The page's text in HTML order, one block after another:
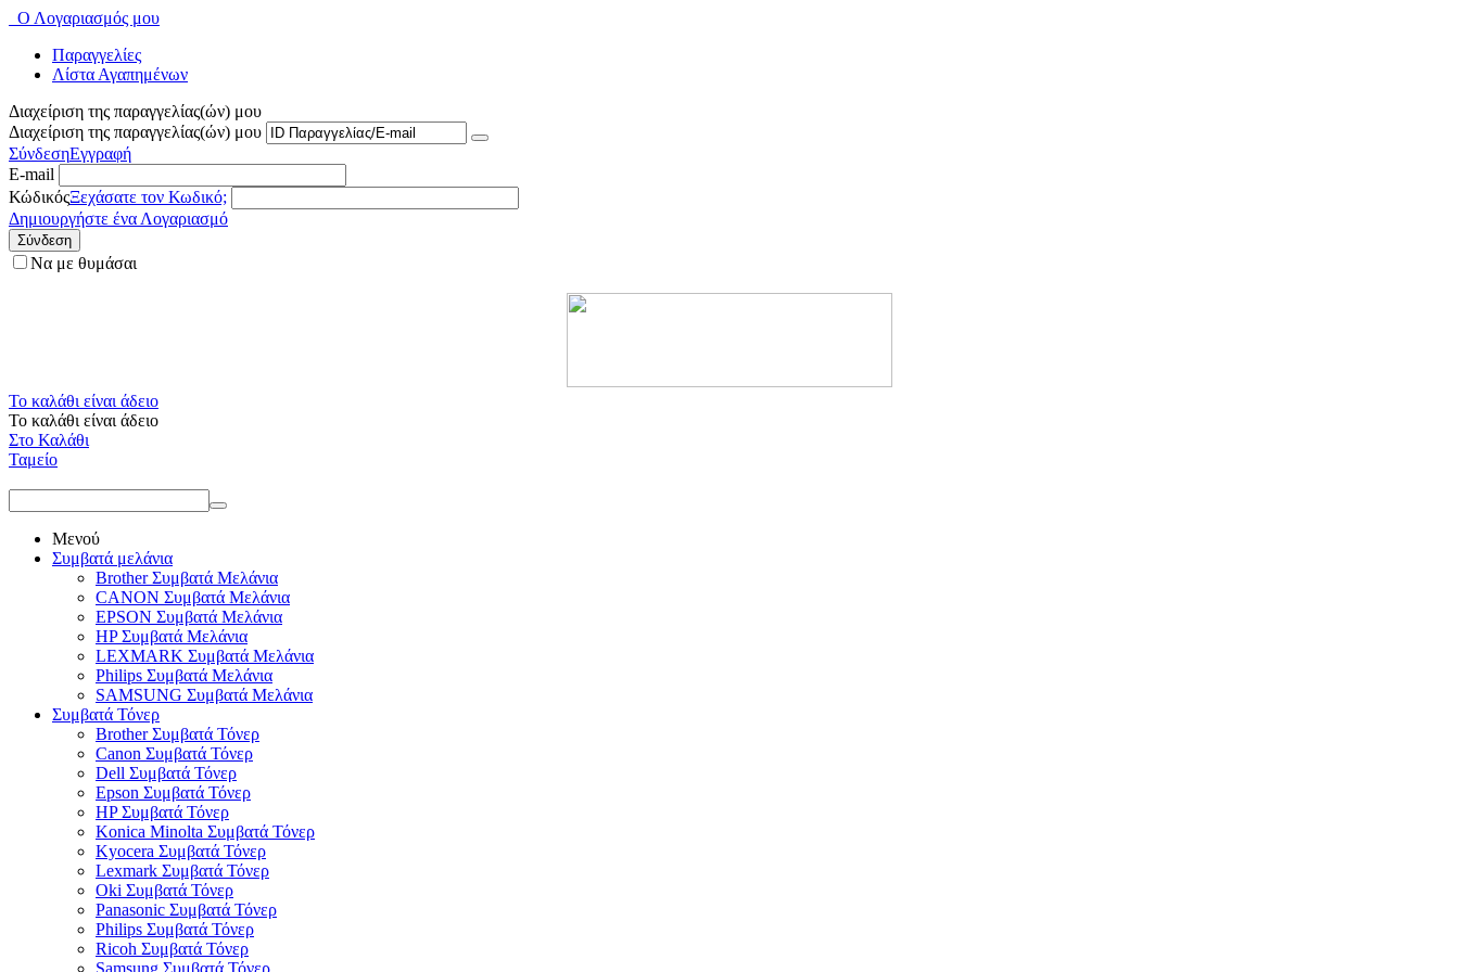
Ο Λογαριασμός μου
Παραγγελίες
Λίστα Αγαπημένων
Διαχείριση της παραγγελίας(ών) μου
Διαχείριση της παραγγελίας(ών) μου
ΣύνδεσηΕγγραφή
E-mail
ΚώδικόςΞεχάσατε τον Κωδικό;
Δημιουργήστε ένα Λογαριασμό
Σύνδεση
Να με θυμάσαι
Το καλάθι είναι άδειο
Το καλάθι είναι άδειο
Στο Καλάθι
Ταμείο
Μενού
Συμβατά μελάνια
Brother Συμβατά Μελάνια
CANON Συμβατά Μελάνια
EPSON Συμβατά Μελάνια
HP Συμβατά Μελάνια
LEXMARK Συμβατά Μελάνια
Philips Συμβατά Μελάνια
SAMSUNG Συμβατά Μελάνια
Συμβατά Τόνερ
Brother Συμβατά Τόνερ
Canon Συμβατά Τόνερ
Dell Συμβατά Τόνερ
Epson Συμβατά Τόνερ
HP Συμβατά Τόνερ
Konica Minolta Συμβατά Τόνερ
Kyocera Συμβατά Τόνερ
Lexmark Συμβατά Τόνερ
Oki Συμβατά Τόνερ
Panasonic Συμβατά Τόνερ
Philips Συμβατά Τόνερ
Ricoh Συμβατά Τόνερ
Samsung Συμβατά Τόνερ